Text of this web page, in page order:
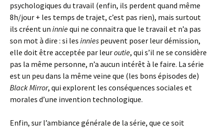
psychologiques du travail (enfin, ils perdent quand même
8h/jour + les temps de trajet, c’est pas rien), mais surtout
ils créent un inniequi ne connaitra que le travail et n’a pas
son mot à dire : si les innies peuvent poser leur démission,
elle doit être acceptée par leuroutie, qui s’il ne se considère
pas la même personne, n’a aucun intérêt à le faire. La série
est un peu dans la même veine que (les bons épisodes de)
Black Mirror, qui explorent les conséquences sociales et
morales d’une invention technologique.
Enfin, sur l’ambiance générale de la série, que ce soit